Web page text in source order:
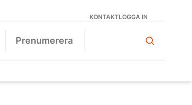
KONTAKTLOGGA IN
Prenumerera